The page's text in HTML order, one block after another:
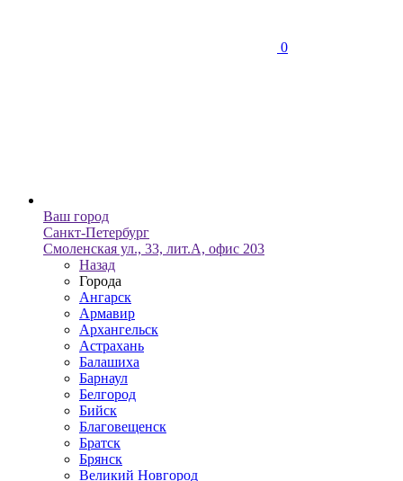
0
Ваш город
Санкт-Петербург
Смоленская ул., 33, лит.А, офис 203
Назад
Города
Ангарск
Армавир
Архангельск
Астрахань
Балашиха
Барнаул
Белгород
Бийск
Благовещенск
Братск
Брянск
Великий Новгород